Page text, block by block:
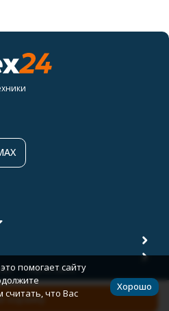
корзину
Карта сайта
помогает сайту
что Вас
Хорошо